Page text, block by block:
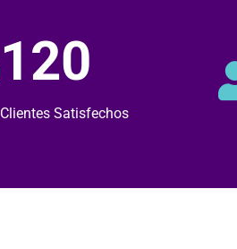
120
Clientes Satisfechos